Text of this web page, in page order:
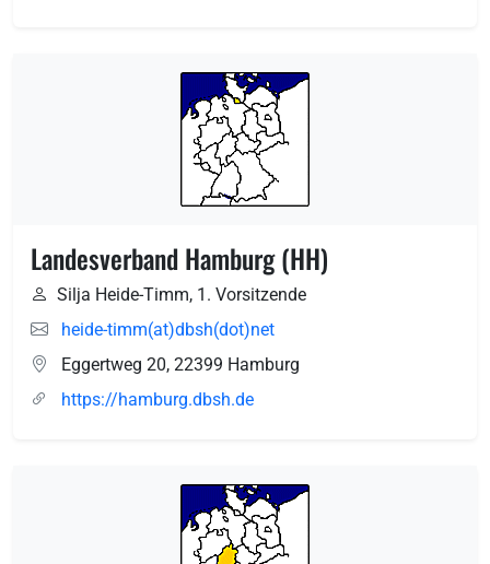
Landesverband Hamburg (HH)
Silja Heide-Timm, 1. Vorsitzende
heide-timm(at)dbsh(dot)net
Eggertweg 20, 22399 Hamburg
https://hamburg.dbsh.de